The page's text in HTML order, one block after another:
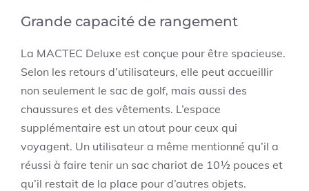
Grande capacité de rangement
La MACTEC Deluxe est conçue pour être spacieuse.
Selon les retours d’utilisateurs, elle peut accueillir
non seulement le sac de golf, mais aussi des
chaussures et des vêtements. L’espace
supplémentaire est un atout pour ceux qui
voyagent. Un utilisateur a même mentionné qu’il a
réussi à faire tenir un sac chariot de 10½ pouces et
qu’il restait de la place pour d’autres objets.